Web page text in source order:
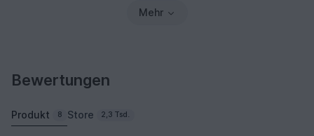
Mehr
Bewertungen
Produkt 8 Store 2,3 Tsd.